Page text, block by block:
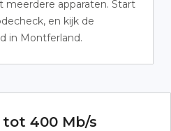
meerdere apparaten. Start
en kijk de
in Montferland.
tot 400 Mb/s